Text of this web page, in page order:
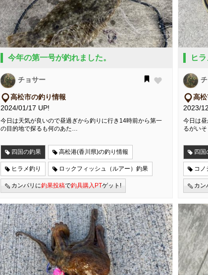
今年の第一号が釣れました。
チョサー
高松市の釣り情報
2024/01/17 UP!
今日は天気が良いので昼過ぎから釣りに行き14時前から第一
の目的地で探るも何のあた…
四国の釣果 高松港(香川県)の釣り情報
ヒラメ釣り ロックフィッシュ（ルアー）釣果
カンパリに釣果投稿で釣具購入PTゲット!
ヒ
高
2023/
今日は
るがい
四国
コノ
カン